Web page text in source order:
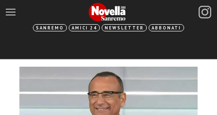
SANREMO AMICI 24 NEWSLETTER ABBONATI